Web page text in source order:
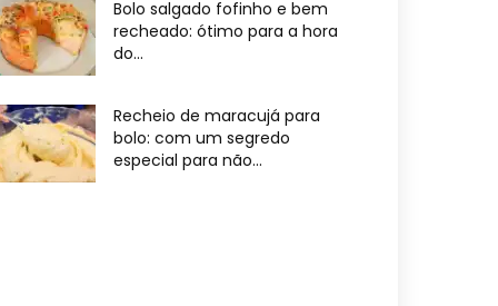
Bolo salgado fofinho e bem
recheado: ótimo para a hora
do...
Recheio de maracujá para
bolo: com um segredo
especial para não...